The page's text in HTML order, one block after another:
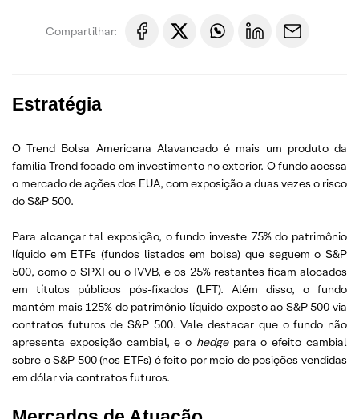
Compartilhar:
Estratégia
O Trend Bolsa Americana Alavancado é mais um produto da
família Trend focado em investimento no exterior. O fundo acessa
o mercado de ações dos EUA, com exposição a duas vezes o risco
do S&P 500.
Para alcançar tal exposição, o fundo investe 75% do patrimônio
líquido em ETFs (fundos listados em bolsa) que seguem o S&P
500, como o SPXI ou o IVVB, e os 25% restantes ficam alocados
em títulos públicos pós-fixados (LFT). Além disso, o fundo
mantém mais 125% do patrimônio líquido exposto ao S&P 500 via
contratos futuros de S&P 500. Vale destacar que o fundo não
apresenta exposição cambial, e o hedge para o efeito cambial
sobre o S&P 500 (nos ETFs) é feito por meio de posições vendidas
em dólar via contratos futuros.